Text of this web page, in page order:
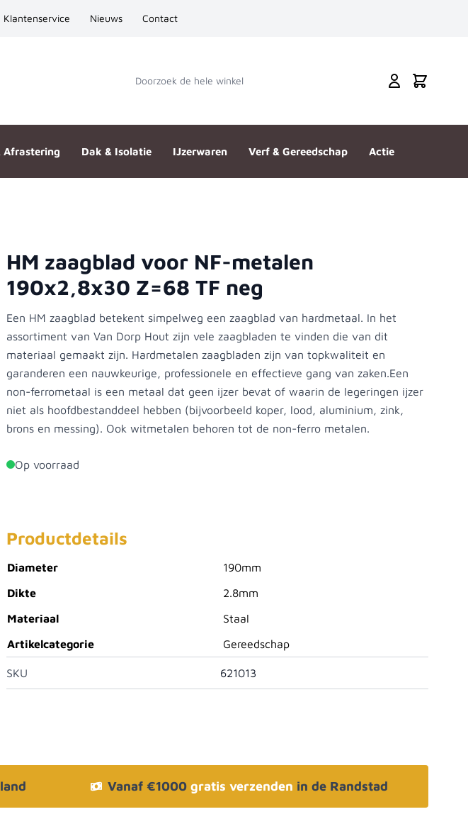
Klantenservice Nieuws Contact
Doorzoek de hele winkel Cart
Afrastering Dak & Isolatie IJzerwaren Verf & Gereedschap Actie
TF neg
HM zaagblad voor NF-metalen
190x2,8x30 Z=68 TF neg
Een HM zaagblad betekent simpelweg een zaagblad van hardmetaal. In het
assortiment van Van Dorp Hout zijn vele zaagbladen te vinden die van dit
materiaal gemaakt zijn. Hardmetalen zaagbladen zijn van topkwaliteit en
garanderen een nauwkeurige, professionele en effectieve gang van zaken.Een
non-ferrometaal is een metaal dat geen ijzer bevat of waarin de legeringen ijzer
niet als hoofdbestanddeel hebben (bijvoorbeeld koper, lood, aluminium, zink,
brons en messing). Ook witmetalen behoren tot de non-ferro metalen.
Op voorraad
Productdetails
Diameter
190mm
Dikte
2.8mm
Materiaal
Staal
Artikelcategorie
Gereedschap
SKU 621013
Vanaf €1000 gratis verzenden in de Randstad